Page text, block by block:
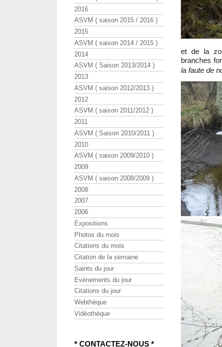
et de la
branches
la faute de
2016
ASVM ( saison 2015 / 2016 )
2015
ASVM ( saison 2014 / 2015 )
2014
ASVM ( Saison 2013/2014 )
2013
ASVM ( saison 2012/2013 )
2012
ASVM ( saison 2011/2012 )
2011
ASVM ( Saison 2010/2011 )
2010
ASVM ( saison 2009/2010 )
2009
ASVM ( saison 2008/2009 )
2008
2007
2006
Expositions
Photos du mois
Citations du mois
Citation de la semaine
Saints du jour
Evénements du jour
Citations du jour
Webthèque
Vidéothèque
* CONTACTEZ-NOUS *